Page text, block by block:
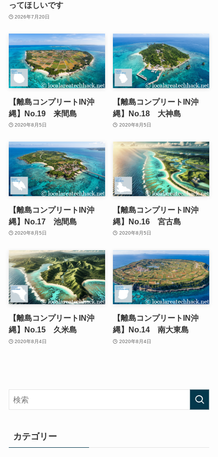
ってほしいです
2026年7月20日
【離島コンプリートIN沖
縄】No.19 来間島
2020年8月5日
【離島コンプリートIN沖
縄】No.18 大神島
2020年8月5日
【離島コンプリートIN沖
縄】No.17 池間島
2020年8月5日
【離島コンプリートIN沖
縄】No.16 宮古島
2020年8月5日
【離島コンプリートIN沖
縄】No.15 久米島
2020年8月4日
【離島コンプリートIN沖
縄】No.14 南大東島
2020年8月4日
カテゴリー